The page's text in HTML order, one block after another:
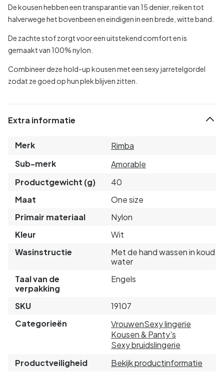
De kousen hebben een transparantie van 15 denier, reiken tot
halverwege het bovenbeen en eindigen in een brede, witte band.
De zachte stof zorgt voor een uitstekend comfort en is
gemaakt van 100% nylon.
Combineer deze hold-up kousen met een sexy jarretelgordel
zodat ze goed op hun plek blijven zitten.
Extra informatie
Merk
Rimba
Sub-merk
Amorable
Productgewicht (g)
40
Maat
One size
Primair materiaal
Nylon
Kleur
Wit
Wasinstructie
Met de hand wassen in koud
water
Taal van de
verpakking
Engels
SKU
19107
Categorieën
VrouwenSexy lingerie
Kousen & Panty's
Sexy bruidslingerie
Productveiligheid
Bekijk productinformatie